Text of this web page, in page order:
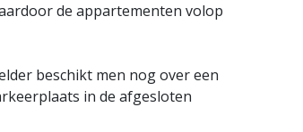
de appartementen volop
beschikt men nog over een
in de afgesloten